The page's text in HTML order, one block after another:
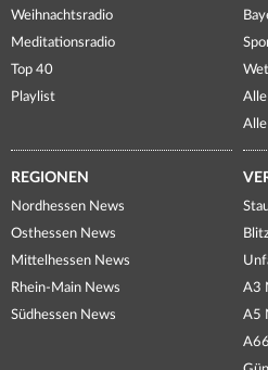
Weihnachtsradio
Meditationsradio
Top 40
Playlist
REGIONEN
Nordhessen News
Osthessen News
Mittelhessen News
Rhein-Main News
Südhessen News
A3
A5